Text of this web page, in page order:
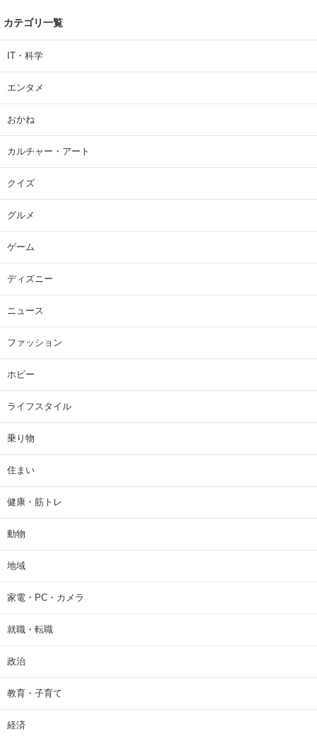
カテゴリ一覧
IT・科学
エンタメ
おかね
カルチャー・アート
クイズ
グルメ
ゲーム
ディズニー
ニュース
ファッション
ホビー
ライフスタイル
乗り物
住まい
健康・筋トレ
動物
地域
家電・PC・カメラ
就職・転職
政治
教育・子育て
経済